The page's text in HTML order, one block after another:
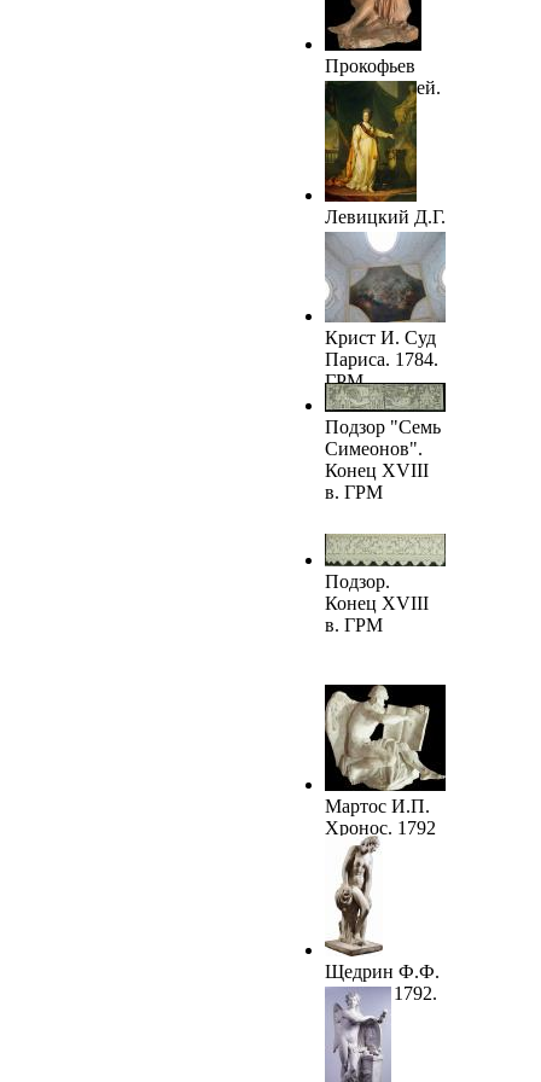
Прокофьев
И.П. Морфей.
1782
Левицкий Д.Г.
Екатерина II.
1783. ГРМ
Крист И. Суд
Париса. 1784.
ГРМ
Подзор "Семь
Симеонов".
Конец XVIII
в. ГРМ
Подзор.
Конец XVIII
в. ГРМ
Мартос И.П.
Хронос. 1792
Щедрин Ф.Ф.
Венера. 1792.
ГРМ